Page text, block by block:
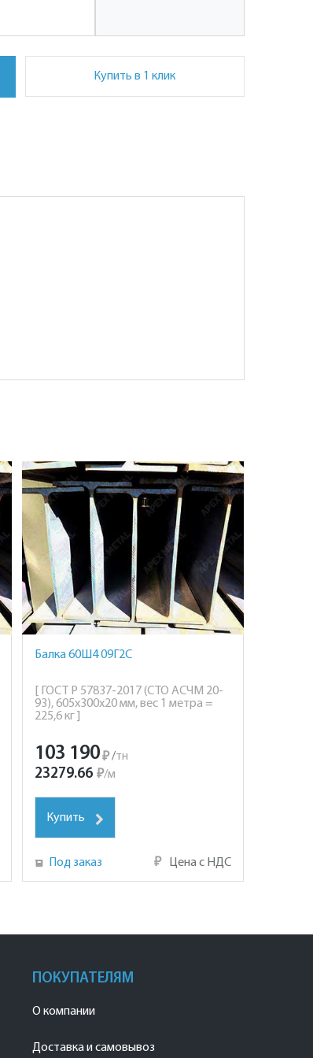
Купить в 1 клик
Балка 60Ш4 09Г2С
[ ГОСТ Р 57837-2017 (СТО АСЧМ 20-
93), 605х300х20 мм, вес 1 метра =
225,6 кг ]
103 190 ₽ /тн
23279.66 ₽/м
Купить
Под заказ ₽ Цена с НДС
ПОКУПАТЕЛЯМ
О компании
Доставка и самовывоз